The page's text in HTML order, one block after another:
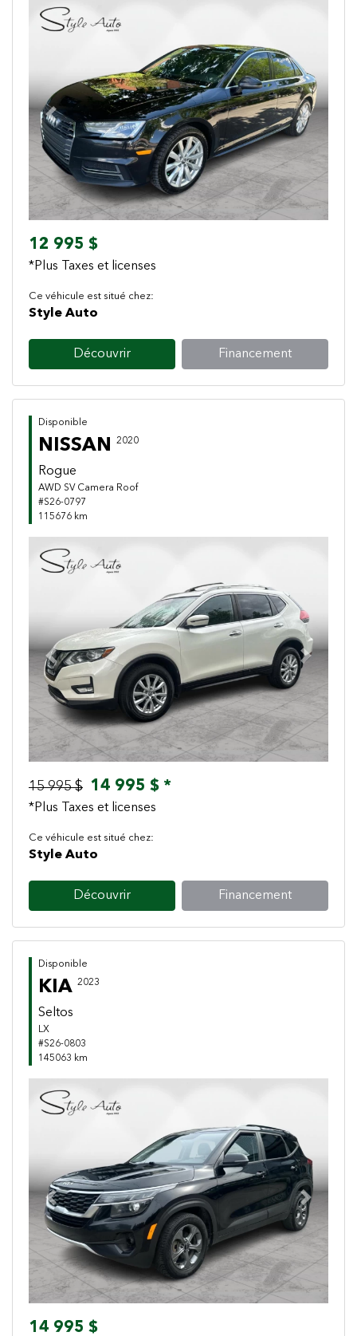
Previous Next
12 995 $
*Plus Taxes et licenses
Ce véhicule est situé chez:
Style Auto
Découvrir Financement
Disponible
NISSAN 2020
Rogue
AWD SV Camera Roof
#S26-0797
115676 km
Previous Next
15 995 $ 14 995 $ *
*Plus Taxes et licenses
Ce véhicule est situé chez:
Style Auto
Découvrir Financement
Disponible
KIA 2023
Seltos
LX
#S26-0803
145063 km
Previous Next
14 995 $